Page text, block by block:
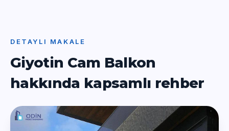
DETAYLI MAKALE
Giyotin Cam Balkon
hakkında kapsamlı rehber